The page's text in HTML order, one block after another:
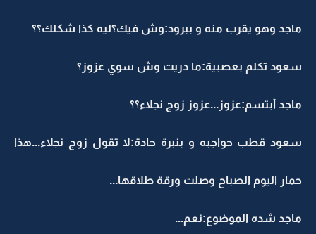
ماجد وهو يقرب منه و ببرود:وش فيك؟ليه كذا شكلك؟؟
سعود تكلم بعصبية:ما دريت وش سوي عزوز؟
ماجد أبتسم:عزوز...عزوز زوج نجلاء؟؟
سعود قطب حواجبه و بنبرة حادة:لا تقول زوج نجلاء...هذا
حمار اليوم الصباح وصلت ورقة طلاقها...
ماجد شده الموضوع:نعم...